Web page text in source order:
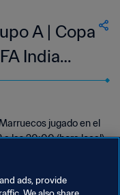
A | Copa
India
jugado en el
a las 20:00 (hora local).
ads, provide